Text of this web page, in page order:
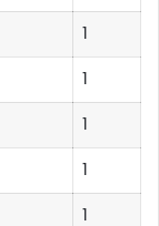
1
1
1
1
1